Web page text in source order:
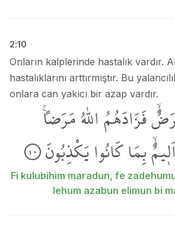
2:10
Onların kalplerinde hastalık vardır.
hastalıklarını arttırmıştır. Bu
onlara can yakıcı bir azap vardır.
فَزَادَهُمُاللّٰهُمَرَضاًۚ
بِمَاكَانُوايَكْذِبُونَ ١٠
Fi kulubihim maradun, fe
lehum azabun elimun bi